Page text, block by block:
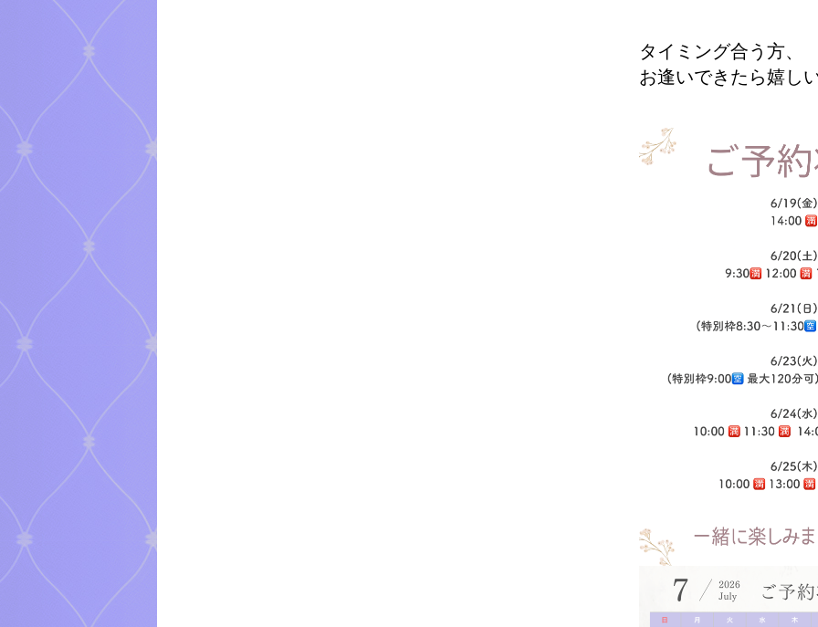
タイミング合う方、
お逢いできたら嬉し